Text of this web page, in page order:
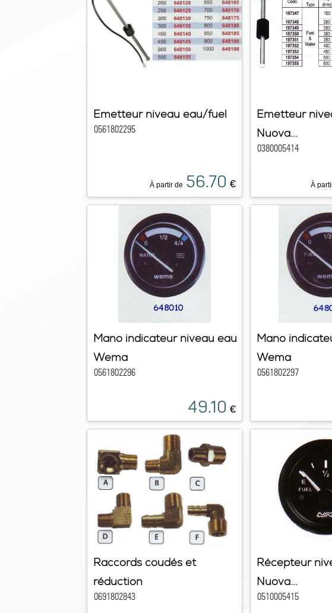
Emetteur niveau eau/fuel
0561802295
À partir de 56.70 €
Emetteur
Nuova...
0380005414
À
Mano indicateur niveau eau
Wema
0561802296
49.10 €
Mano
Wema
0561802297
Raccords coudés et
réduction
0691802843
Récepteur
Nuova...
0510005415